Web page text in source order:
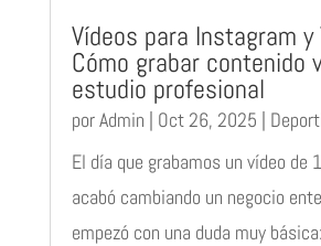
Vídeos para Instagram y
Cómo grabar contenido
estudio profesional
porAdmin | Oct 26, 2025 |
El día que grabamos un vídeo de
acabó cambiando un negocio
empezó con una duda muy